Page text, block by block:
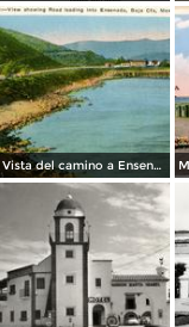
Vista del camino a Ensenada